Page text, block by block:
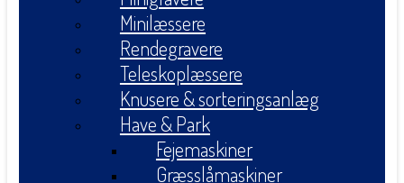
Minilæssere
Rendegravere
Teleskoplæssere
Knusere & sorteringsanlæg
Have & Park
Fejemaskiner
Græsslåmaskiner